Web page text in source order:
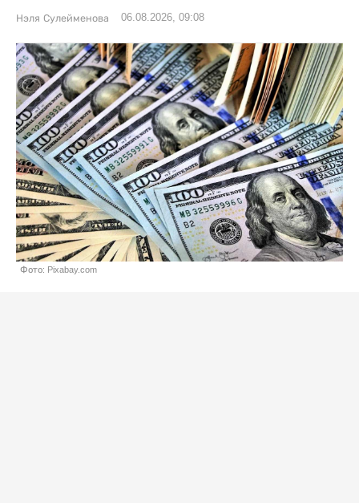
Нэля Сулейменова 06.08.2026, 09:08
Фото: Pixabay.com